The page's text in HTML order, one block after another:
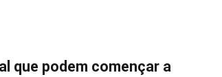
que podem començar a